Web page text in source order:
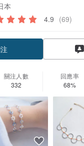
本
4.9 (69)
關注人數
332
回應率
68%